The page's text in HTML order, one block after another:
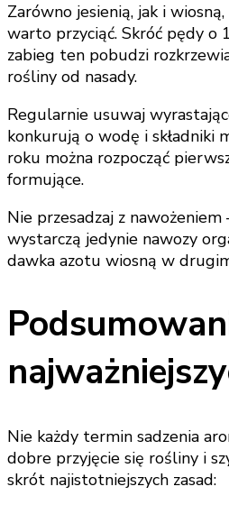
Zarówno jesienią, jak i
warto przyciąć. Skróć pędy o
zabieg ten pobudzi
rośliny od nasady.
Regularnie usuwaj
konkurują o wodę i składniki
roku można rozpocząć
formujące.
Nie przesadzaj z
wystarczą jedynie nawozy
dawka azotu wiosną w
Nie każdy termin sadzenia
dobre przyjęcie się rośliny i
skrót najistotniejszych zasad: